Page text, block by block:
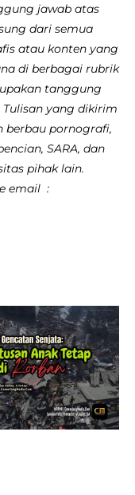
jawab atas
dari semua
atau konten yang
di berbagai rubrik
tanggung
yang dikirim
berbau pornografi,
SARA, dan
pihak lain.
email :